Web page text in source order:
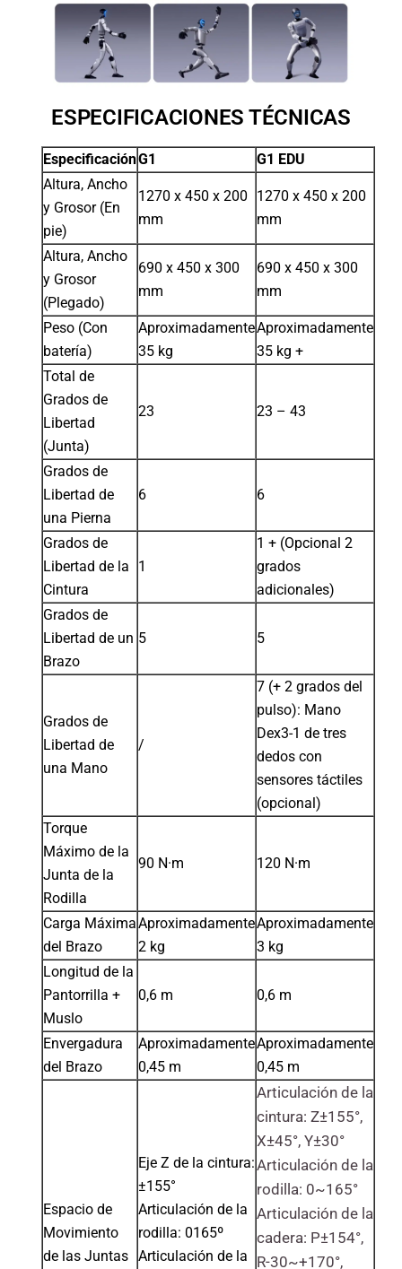
ESPECIFICACIONES TÉCNICAS
EspecificaciónG1
G1 EDU
Altura, Ancho
y Grosor (En
pie)
1270 x 450 x 200
mm
1270 x 450 x 200
mm
Altura, Ancho
y Grosor
(Plegado)
690 x 450 x 300
mm
690 x 450 x 300
mm
Peso (Con
batería)
Aproximadamente
35 kg
Aproximadamente
35 kg +
Total de
Grados de
Libertad
(Junta)
23 23 – 43
Grados de
Libertad de
una Pierna
6 6
Grados de
Libertad de la
Cintura
1
1 + (Opcional 2
grados
adicionales)
Grados de
Libertad de un
Brazo
5 5
Grados de
Libertad de
una Mano
/
7 (+ 2 grados del
pulso): Mano
Dex3-1 de tres
dedos con
sensores táctiles
(opcional)
Torque
Máximo de la
Junta de la
Rodilla
90 N·m 120 N·m
Carga Máxima
del Brazo
Aproximadamente
2 kg
Aproximadamente
3 kg
Longitud de la
Pantorrilla +
Muslo
0,6 m 0,6 m
Envergadura
del Brazo
Aproximadamente
0,45 m
Aproximadamente
0,45 m
Espacio de
Movimiento
de las Juntas
Eje Z de la cintura:
±155°
Articulación de la
rodilla: 0165º
Articulación de la
Articulación de la
cintura: Z±155°,
X±45°, Y±30°
Articulación de la
rodilla: 0~165°
Articulación de la
cadera: P±154°,
R-30~+170°,